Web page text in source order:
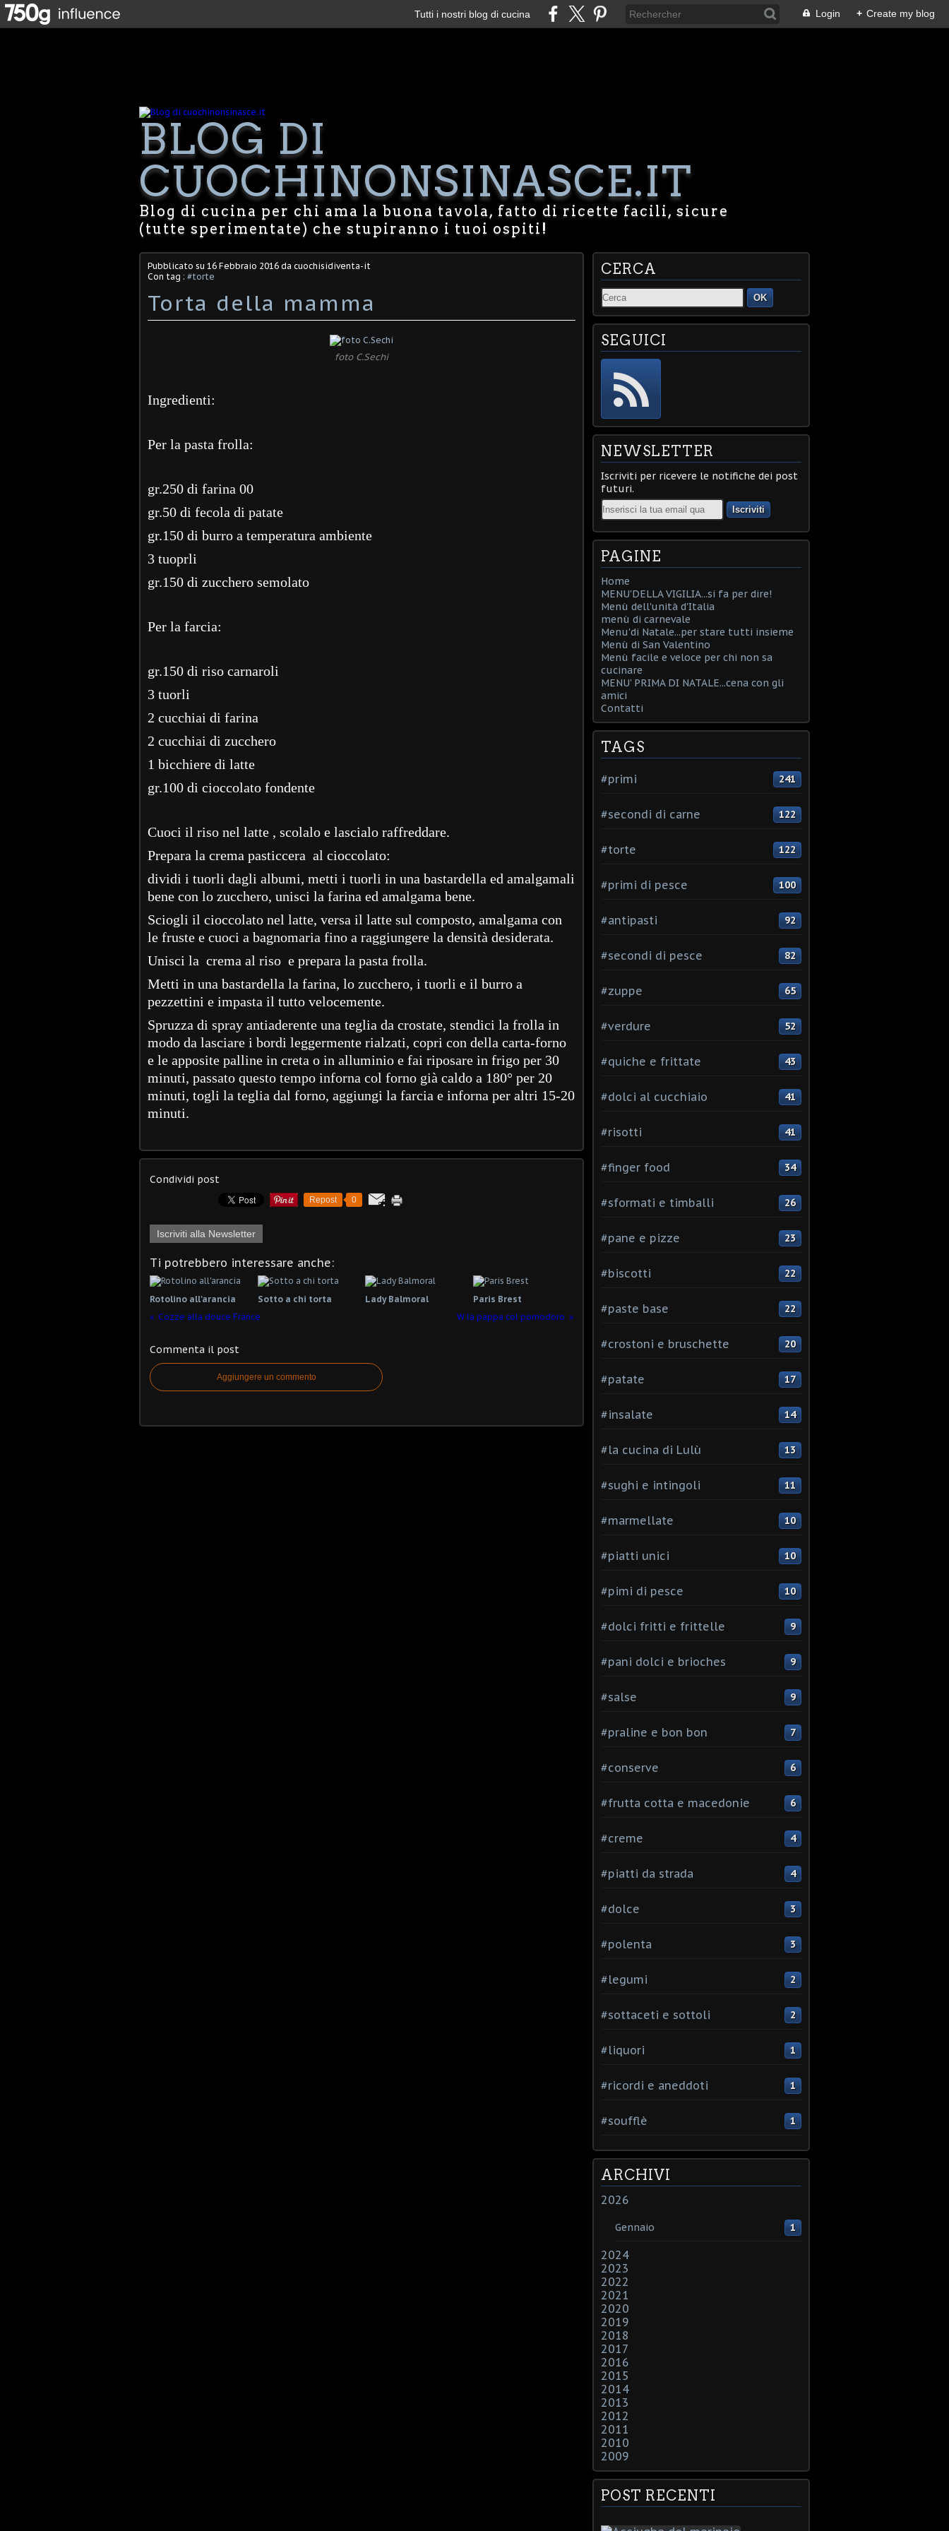
Tutti i nostri blog di cucina Login + Create my blog
BLOG DI
CUOCHINONSINASCE.IT
Blog di cucina per chi ama la buona tavola, fatto di ricette facili, sicure
(tutte sperimentate) che stupiranno i tuoi ospiti!
Pubblicato su 16 Febbraio 2016 da cuochisidiventa-it
Con tag : #torte
Torta della mamma
foto C.Sechi
Ingredienti:
Per la pasta frolla:
gr.250 di farina 00
gr.50 di fecola di patate
gr.150 di burro a temperatura ambiente
3 tuoprli
gr.150 di zucchero semolato
Per la farcia:
gr.150 di riso carnaroli
3 tuorli
2 cucchiai di farina
2 cucchiai di zucchero
1 bicchiere di latte
gr.100 di cioccolato fondente
Cuoci il riso nel latte , scolalo e lascialo raffreddare.
Prepara la crema pasticcera al cioccolato:
dividi i tuorli dagli albumi, metti i tuorli in una bastardella ed amalgamali
bene con lo zucchero, unisci la farina ed amalgama bene.
Sciogli il cioccolato nel latte, versa il latte sul composto, amalgama con
le fruste e cuoci a bagnomaria fino a raggiungere la densità desiderata.
Unisci la crema al riso e prepara la pasta frolla.
Metti in una bastardella la farina, lo zucchero, i tuorli e il burro a
pezzettini e impasta il tutto velocemente.
Spruzza di spray antiaderente una teglia da crostate, stendici la frolla in
modo da lasciare i bordi leggermente rialzati, copri con della carta-forno
e le apposite palline in creta o in alluminio e fai riposare in frigo per 30
minuti, passato questo tempo inforna col forno già caldo a 180° per 20
minuti, togli la teglia dal forno, aggiungi la farcia e inforna per altri 15-20
minuti.
Condividi post
Repost 0
Iscriviti alla Newsletter
Ti potrebbero interessare anche:
Rotolino all'arancia Sotto a chi torta Lady Balmoral
Paris Brest
Cozze alla douce France
W la pappa col pomodoro
Commenta il post
Aggiungere un commento
CERCA
OK
SEGUICI
NEWSLETTER
Iscriviti per ricevere le notifiche dei post
futuri.
Email
PAGINE
Home
MENU'DELLA VIGILIA...si fa per dire!
Menù dell'unità d'Italia
menù di carnevale
Menu'di Natale...per stare tutti insieme
Menù di San Valentino
Menù facile e veloce per chi non sa
cucinare
MENU' PRIMA DI NATALE...cena con gli
amici
Contatti
TAGS
#primi 241
#secondi di carne 122
#torte 122
#primi di pesce 100
#antipasti 92
#secondi di pesce 82
#zuppe 65
#verdure 52
#quiche e frittate 43
#dolci al cucchiaio 41
#risotti 41
#finger food 34
#sformati e timballi 26
#pane e pizze 23
#biscotti 22
#paste base 22
#crostoni e bruschette 20
#patate 17
#insalate 14
#la cucina di Lulù 13
#sughi e intingoli 11
#marmellate 10
#piatti unici 10
#pimi di pesce 10
#dolci fritti e frittelle 9
#pani dolci e brioches 9
#salse 9
#praline e bon bon 7
#conserve 6
#frutta cotta e macedonie 6
#creme 4
#piatti da strada 4
#dolce 3
#polenta 3
#legumi 2
#sottaceti e sottoli 2
#liquori 1
#ricordi e aneddoti 1
#soufflè 1
ARCHIVI
2026
Gennaio 1
2024
2023
2022
2021
2020
2019
2018
2017
2016
2015
2014
2013
2012
2011
2010
2009
POST RECENTI